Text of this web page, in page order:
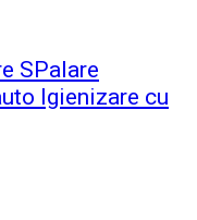
SPalare
Igienizare cu